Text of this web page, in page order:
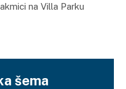
na Villa Parku
šema